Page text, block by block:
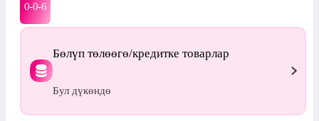
0-0-6
Бөлүп төлөөгө/кредитке товарлар
Бул дүкөндө